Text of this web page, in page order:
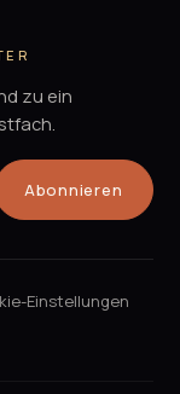
zu ein
Abonnieren
Einstellungen